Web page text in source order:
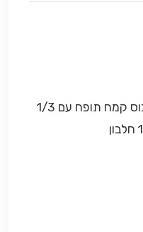
1 כוס קמח טמפורה, או: 2/3 כוס קמח תופח עם 1/3